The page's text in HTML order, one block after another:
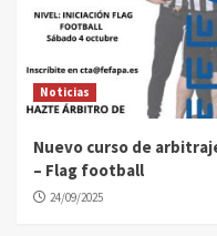
Noticias
Nuevo curso de
– Flag football
24/09/2025